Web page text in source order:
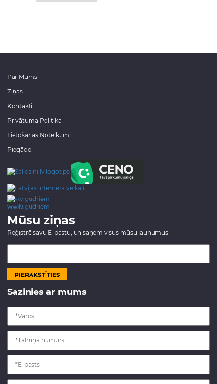
Par Mums
Ziņas
Kontakti
Privātuma Politika
Lietošanas Noteikumi
Piegāde
www.gudriem.lv/atrie-
krediti
Mūsu ziņas
Reģistrē savu E-pastu, un saņem visus mūsu jaunumus!
Sazinies ar mums